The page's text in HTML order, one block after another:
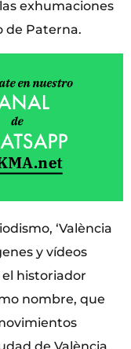
exhumaciones
de Paterna.
‘València
y vídeos
historiador
nombre, que
de València